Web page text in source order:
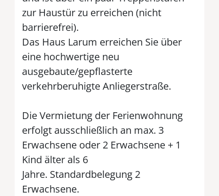
zur Haustür zu erreichen (nicht
barrierefrei).
Das Haus Larum erreichen Sie über
eine hochwertige neu
ausgebaute/gepflasterte
verkehrberuhigte Anliegerstraße.
Die Vermietung der Ferienwohnung
erfolgt ausschließlich an max. 3
Erwachsene oder 2 Erwachsene + 1
Kind älter als 6
Jahre. Standardbelegung 2
Erwachsene.